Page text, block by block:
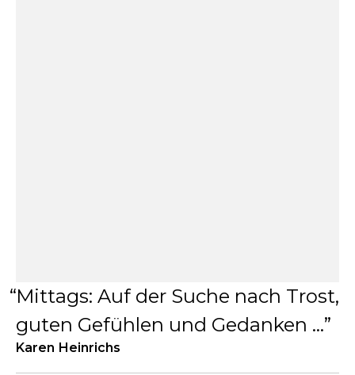
Mittags: Auf der Suche nach Trost,
guten Gefühlen und Gedanken …
Karen Heinrichs